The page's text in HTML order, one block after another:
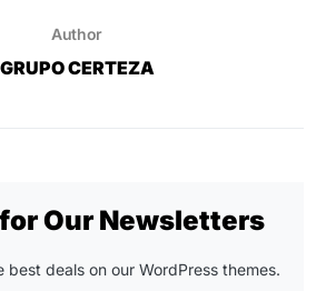
Author
GRUPO CERTEZA
Our Newsletters
best deals on our WordPress themes.